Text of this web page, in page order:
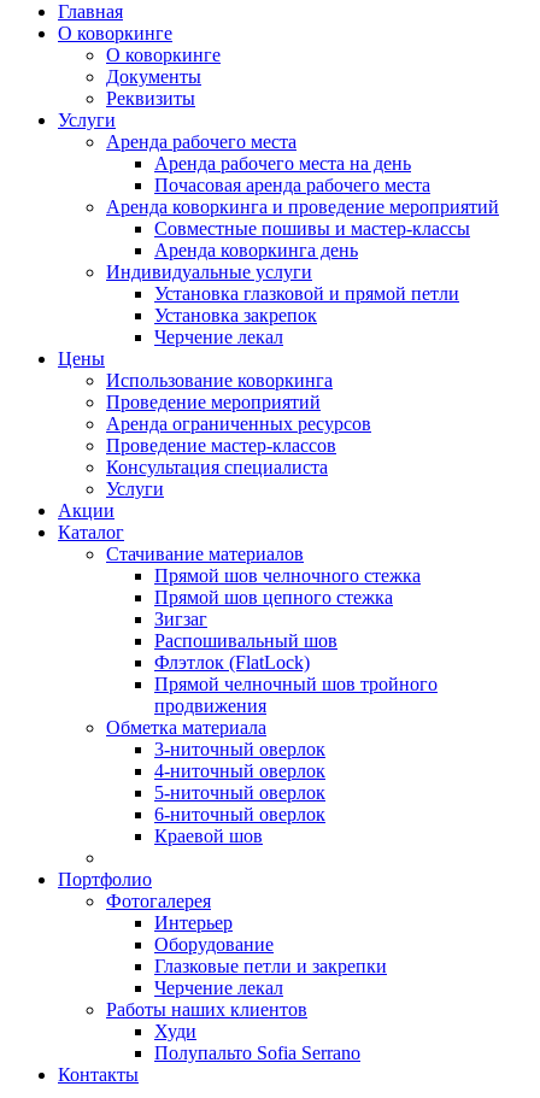
Главная
О коворкинге
О коворкинге
Документы
Реквизиты
Услуги
Аренда рабочего места
Аренда рабочего места на день
Почасовая аренда рабочего места
Аренда коворкинга и проведение мероприятий
Совместные пошивы и мастер-классы
Аренда коворкинга день
Индивидуальные услуги
Установка глазковой и прямой петли
Установка закрепок
Черчение лекал
Цены
Использование коворкинга
Проведение мероприятий
Аренда ограниченных ресурсов
Проведение мастер-классов
Консультация специалиста
Услуги
Акции
Каталог
Стачивание материалов
Прямой шов челночного стежка
Прямой шов цепного стежка
Зигзаг
Распошивальный шов
Флэтлок (FlatLock)
Прямой челночный шов тройного
продвижения
Обметка материала
3-ниточный оверлок
4-ниточный оверлок
5-ниточный оверлок
6-ниточный оверлок
Краевой шов
Портфолио
Фотогалерея
Интерьер
Оборудование
Глазковые петли и закрепки
Черчение лекал
Работы наших клиентов
Худи
Полупальто Sofia Serrano
Контакты